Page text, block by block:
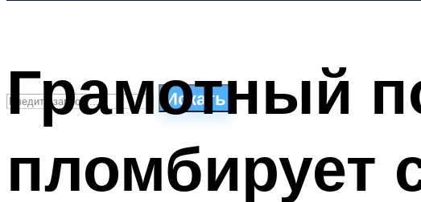
Искать
ПЛАВАНЬЕ ДЛЯ ДЕТЕЙ
ПЛАВАНЬЕ ДЛЯ ПОХУДЕНИЯ
Грамотный
пломбирует